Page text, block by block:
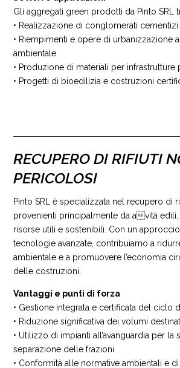
Gli aggregati green prodotti da Pinto SRL
• Realizzazione di conglomerati
• Riempimenti e opere di urbanizzazione
ambientale
• Produzione di materiali per
• Progetti di bioedilizia e costruzioni
RECUPERO DI RIFIUTI
PERICOLOSI
Pinto SRL è specializzata nel recupero di
provenienti principalmente da avità
risorse utili e sostenibili. Con un
tecnologie avanzate, contribuiamo a
ambientale e a promuovere l’economia
delle costruzioni.
Vantaggi e punti di forza
• Gestione integrata e certificata del ciclo
• Riduzione significativa dei volumi
• Utilizzo di impianti all’avanguardia per la
separazione delle frazioni
• Conformità alle normative ambientali e